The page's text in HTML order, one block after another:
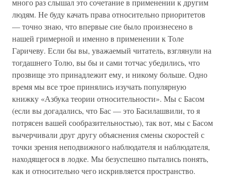
много раз слышал это сочетание в применении к другим
людям. Не буду качать права относительно приоритетов
— точно знаю, что впервые сие было произнесено в
нашей гримерной и именно в применении к Толе
Гаричеву. Если бы вы, уважаемый читатель, взглянули на
тогдашнего Толю, вы бы и сами тотчас убедились, что
прозвище это принадлежит ему, и никому больше. Одно
время мы все трое принялись изучать популярную
книжку «Азбука теории относительности». Мы с Басом
(если вы догадались, что Бас — это Басилашвили, то я
потрясен вашей сообразительностью), так вот, мы с Басом
вычерчивали друг другу объяснения смены скоростей с
точки зрения неподвижного наблюдателя и наблюдателя,
находящегося в лодке. Мы безуспешно пытались понять,
как и относительно чего искривляется пространство.